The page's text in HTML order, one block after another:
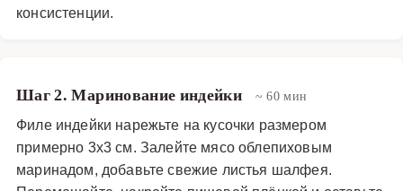
консистенции.
Шаг 2. Маринование индейки ~ 60 мин
Филе индейки нарежьте на кусочки размером
примерно 3x3 см. Залейте мясо облепиховым
маринадом, добавьте свежие листья шалфея.